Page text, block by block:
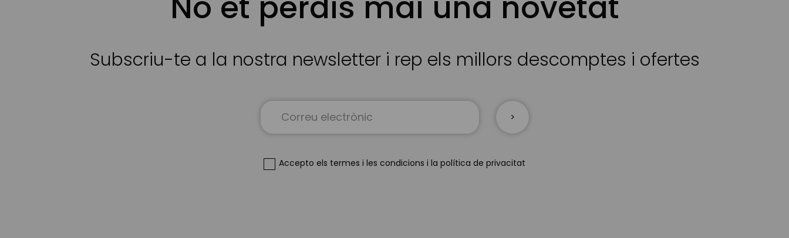
Subscriu-te a la nostra newsletter i rep els millors descomptes i ofertes
Up
Accepto els termes i les condicions i la política de privacitat